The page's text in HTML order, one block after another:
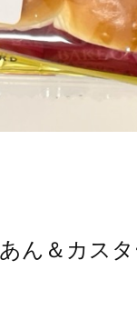
ん＆カス